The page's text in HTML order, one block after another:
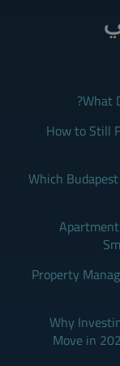
What
How to Still
Which
Property
Why
Move in